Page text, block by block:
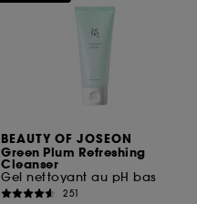
BEAUTY OF JOSEON
Green Plum Refreshing
Cleanser
Gel nettoyant au pH bas
251